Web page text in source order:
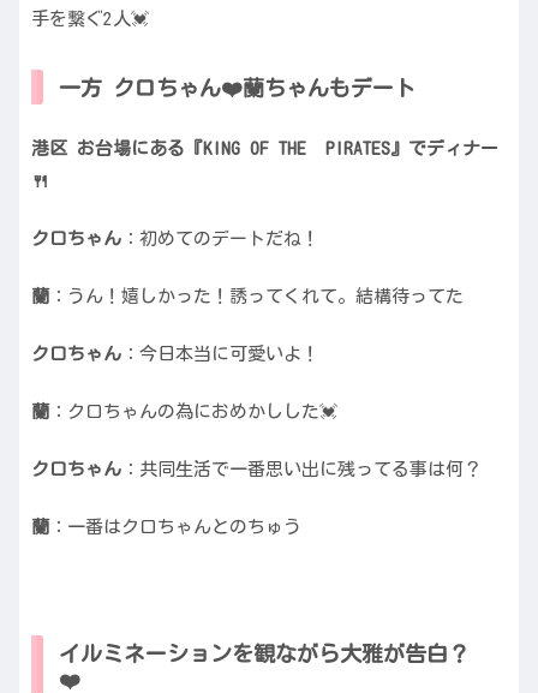
手を繋ぐ2人💓
一方 クロちゃん❤️蘭ちゃんもデート
港区 お台場にある『KING OF THE PIRATES』でディナー
🍴
クロちゃん ：初めてのデートだね！
蘭 ：うん！嬉しかった！誘ってくれて。結構待ってた
クロちゃん ：今日本当に可愛いよ！
蘭 ：クロちゃんの為におめかしした💓
クロちゃん ：共同生活で一番思い出に残ってる事は何？
蘭 ：一番はクロちゃんとのちゅう
イルミネーションを観ながら大雅が告白？
❤️